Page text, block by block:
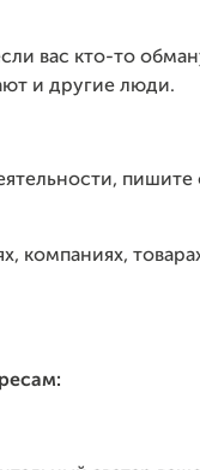
вас кто-то
и другие люди.
пишите
компаниях,